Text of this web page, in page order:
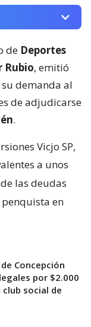
de Deportes
Rubio, emitió
demanda al
de adjudicarse
.
Vicjo SP,
a unos
las deudas
en
Concepción
por $2.000
social de